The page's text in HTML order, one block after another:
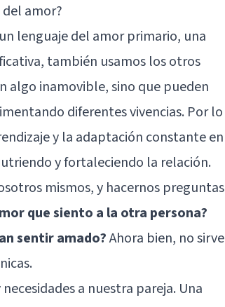
amor?
lenguaje del amor primario, una
también usamos los otros
algo inamovible, sino que pueden
diferentes vivencias. Por lo
y la adaptación constante en
y fortaleciendo la relación.
mismos, y hacernos preguntas
que siento a la otra persona?
sentir amado?Ahora bien, no sirve
a nuestra pareja. Una